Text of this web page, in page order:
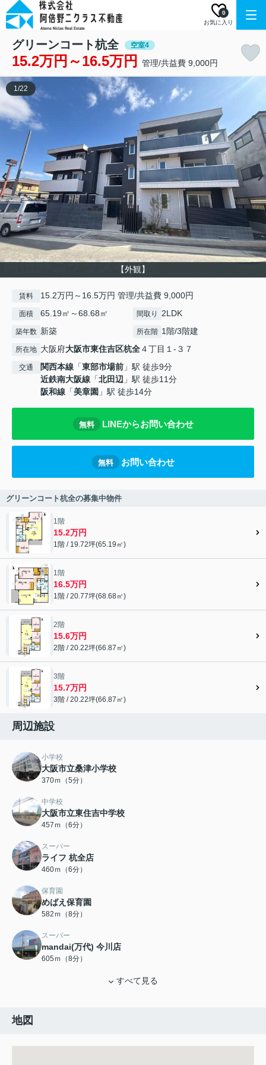
お気に入り
0
グリーンコート杭全 空室4
15.2万円～16.5万円 管理/共益費 9,000円
【外観】
1/22
賃料 15.2万円～16.5万円 管理/共益費 9,000円
面積 65.19㎡～68.68㎡ 間取り 2LDK
築年数 新築 所在階 1階/3階建
所在地 大阪府大阪市東住吉区杭全４丁目１-３７
交通 関西本線 「東部市場前 」駅 徒歩9分
近鉄南大阪線 「北田辺 」駅 徒歩11分
阪和線 「美章園 」駅 徒歩14分
無料 LINEからお問い合わせ
無料 お問い合わせ
グリーンコート杭全の募集中物件
1階
15.2万円
1階 / 19.72坪(65.19㎡)
1階
16.5万円
1階 / 20.77坪(68.68㎡)
2階
15.6万円
2階 / 20.22坪(66.87㎡)
3階
15.7万円
3階 / 20.22坪(66.87㎡)
周辺施設
小学校
大阪市立桑津小学校
370ｍ（5分）
中学校
大阪市立東住吉中学校
457ｍ（6分）
スーパー
ライフ 杭全店
460ｍ（6分）
保育園
めばえ保育園
582ｍ（8分）
スーパー
mandai(万代) 今川店
605ｍ（8分）
すべて見る
地図